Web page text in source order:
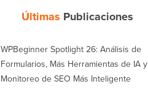
Últimas Publicaciones
WPBeginner Spotlight 26: Análisis de
Formularios, Más Herramientas de IA y
Monitoreo de SEO Más Inteligente